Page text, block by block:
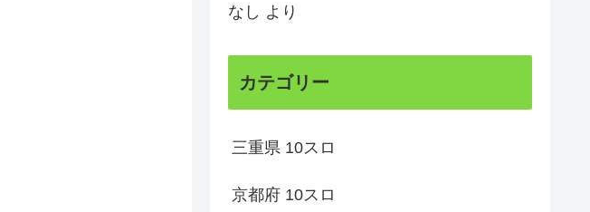
なし より
カテゴリー
三重県 10スロ
京都府 10スロ